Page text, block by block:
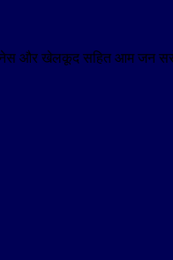
और खेलकूद सहित आम जन